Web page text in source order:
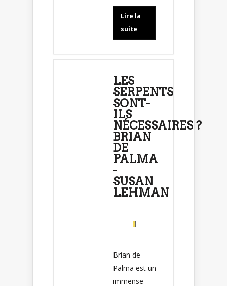
Lire la
suite
LES
SERPENTS
SONT-
ILS
NÉCESSAIRES ?
BRIAN
DE
PALMA
-
SUSAN
LEHMAN
Brian de
Palma est un
immense